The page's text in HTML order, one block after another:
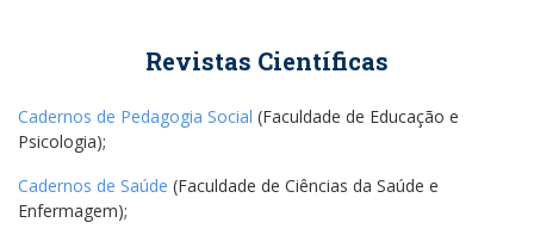
Revistas Científicas
Cadernos de Pedagogia Social (Faculdade de Educação e
Psicologia);
Cadernos de Saúde (Faculdade de Ciências da Saúde e
Enfermagem);